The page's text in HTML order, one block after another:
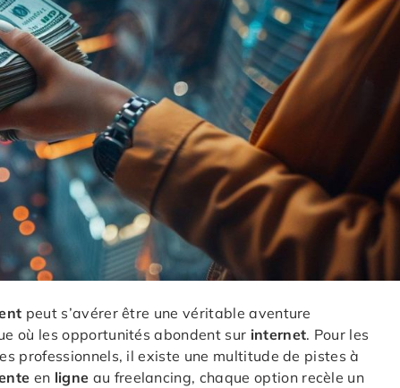
peut s’avérer être une véritable aventure
où les opportunités abondent sur internet. Pour les
professionnels, il existe une multitude de pistes à
en ligne au freelancing, chaque option recèle un